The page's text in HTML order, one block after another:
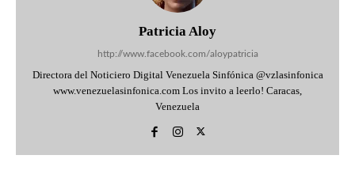
Patricia Aloy
http://www.facebook.com/aloypatricia
Directora del Noticiero Digital Venezuela Sinfónica @vzlasinfonica
www.venezuelasinfonica.com Los invito a leerlo! Caracas,
Venezuela